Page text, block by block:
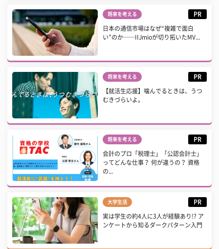
将来を考える PR
日本の通信市場はなぜ“複雑で面白
い”のか──IIJmioが切り拓いたMV...
将来を考える PR
【就活生応援】噛んでるときは、うつ
むきづらいよ。
将来を考える PR
会計のプロ「税理士」「公認会計士」
ってどんな仕事？ 何が違うの？ 資格
の...
大学生活 PR
実は学生の約4人に3人が経験あり!? ア
ンケートから知るダークパターン入門